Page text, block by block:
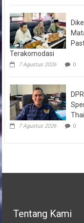
Terakomodasi
7 Agustus 2026 0
7 Agustus 2026 0
Tentang Kami